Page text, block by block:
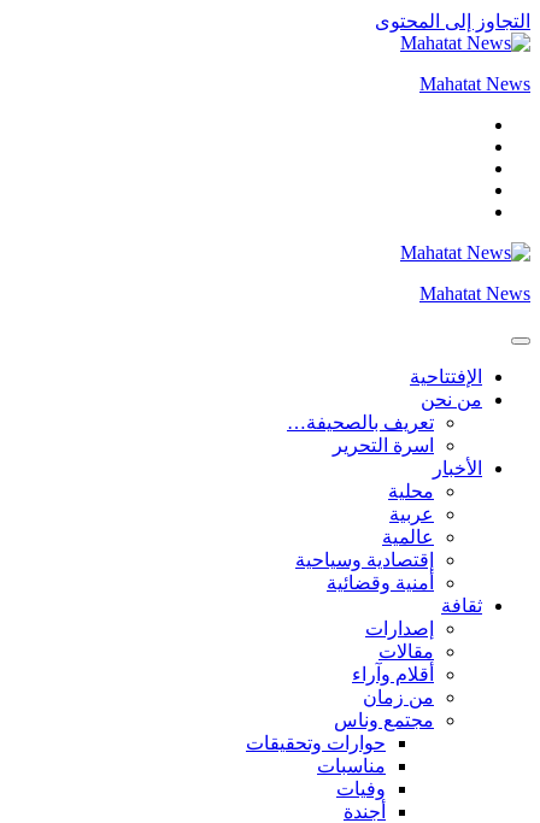
التجاوز إلى المحتوى
Mahatat News
Mahatat News
الإفتتاحية
من نحن
تعريف بالصحيفة…
اسرة التحرير
الأخبار
محلية
عربية
عالمية
إقتصادية وسياحية
أمنية وقضائية
ثقافة
إصدارات
مقالات
أقلام وآراء
من زمان
مجتمع وناس
حوارات وتحقيقات
مناسبات
وفيات
أجندة